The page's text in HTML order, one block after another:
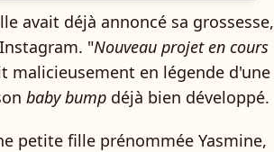
avait déjà annoncé sa grossesse,
"Nouveau projet en cours
malicieusement en légende d'une
baby bump déjà bien développé.
petite fille prénommée Yasmine,